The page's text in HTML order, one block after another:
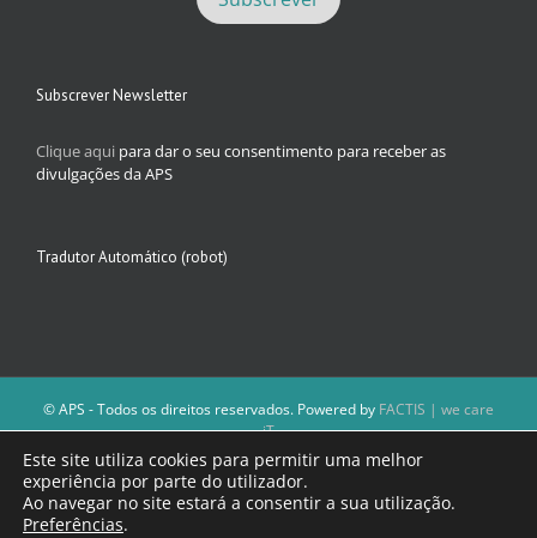
Subscrever Newsletter
Clique aqui para dar o seu consentimento para receber as
divulgações da APS
Tradutor Automático (robot)
© APS - Todos os direitos reservados. Powered by FACTIS | we care
iT
A Direção da APS reserva-se o direito de não publicar conteúdos que
violem as leis nacionais.
Os textos assinados e as imagens depositadas são da inteira
Este site utiliza cookies para permitir uma melhor
experiência por parte do utilizador.
Ao navegar no site estará a consentir a sua utilização.
Preferências.